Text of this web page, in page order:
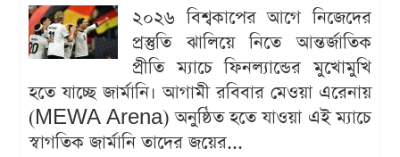
২০২৬ বিশ্বকাপের আগে নিজেদের
প্রস্তুতি ঝালিয়ে নিতে আন্তর্জাতিক
প্রীতি ম্যাচে ফিনল্যান্ডের মুখোমুখি
হতে যাচ্ছে জার্মানি। আগামী রবিবার মেওয়া এরেনায়
(MEWA Arena) অনুষ্ঠিত হতে যাওয়া এই ম্যাচে
স্বাগতিক জার্মানি তাদের জয়ের...